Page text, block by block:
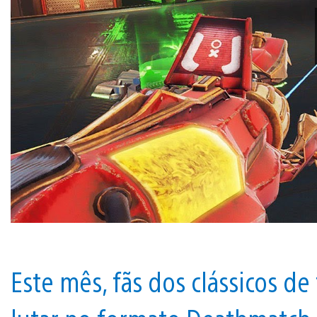
Este mês, fãs dos clássicos